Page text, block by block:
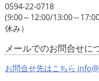
0594-22-0718
(9:00～12:00/13:00～
休み）
メールでのお問合せに
お問合せ先はこちら